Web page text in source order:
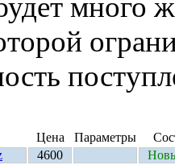
Цена Параметры
4600